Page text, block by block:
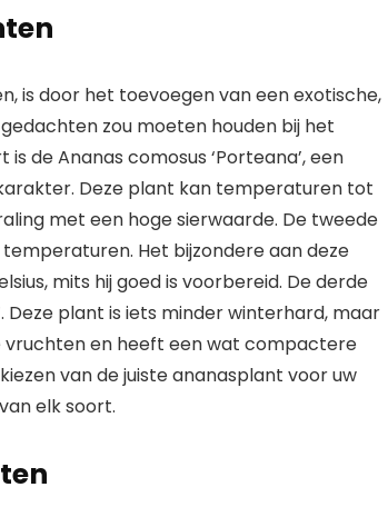
is door het toevoegen van een exotische,
zou moeten houden bij het
de Ananas comosus ‘Porteana’, een
Deze plant kan temperaturen tot
met een hoge sierwaarde. De tweede
Het bijzondere aan deze
mits hij goed is voorbereid. De derde
Deze plant is iets minder winterhard, maar
vruchten en heeft een wat compactere
van de juiste ananasplant voor uw
elk soort.